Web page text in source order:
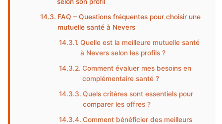
FAQ – Questions fréquentes pour choisir une
mutuelle santé à Nevers
Quelle est la meilleure mutuelle santé
à Nevers selon les profils ?
Comment évaluer mes besoins en
complémentaire santé ?
Quels critères sont essentiels pour
comparer les offres ?
Comment bénéficier des meilleurs